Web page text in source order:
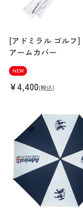
[アドミラル ゴルフ]
アームカバー
NEW
¥4,400 税込